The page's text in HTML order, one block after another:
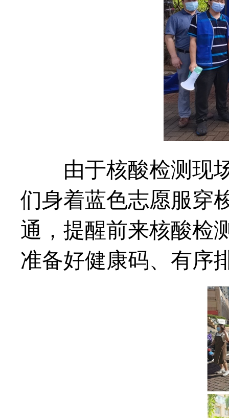
由于核酸检测现
们身着蓝色志愿服穿
通，提醒前来核酸检
准备好健康码、有序